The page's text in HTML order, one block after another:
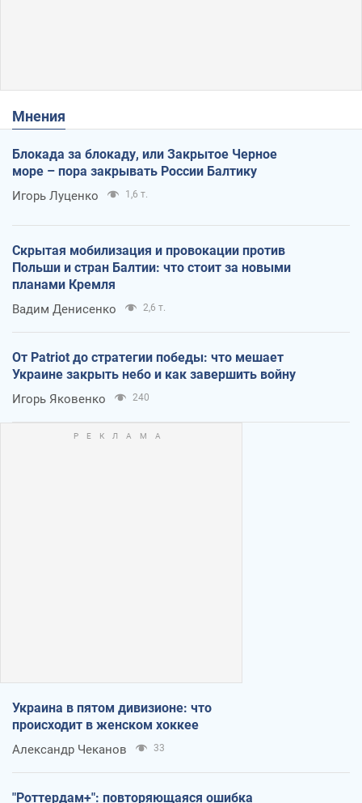
Мнения
Блокада за блокаду, или Закрытое Черное
море – пора закрывать России Балтику
Игорь Луценко 1,6 т.
Скрытая мобилизация и провокации против
Польши и стран Балтии: что стоит за новыми
планами Кремля
Вадим Денисенко 2,6 т.
От Patriot до стратегии победы: что мешает
Украине закрыть небо и как завершить войну
Игорь Яковенко 240
Украина в пятом дивизионе: что
происходит в женском хоккее
Александр Чеканов 33
"Роттердам+": повторяющаяся ошибка